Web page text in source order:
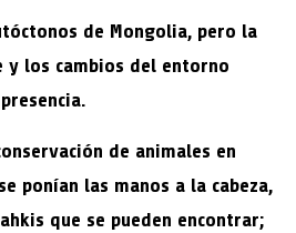
de Mongolia, pero la
y los cambios del entorno
de animales en
ponían las manos a la cabeza,
que se pueden encontrar;